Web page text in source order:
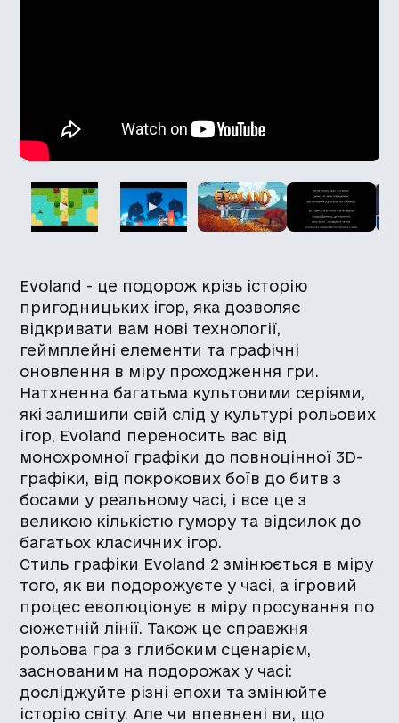
Evoland - це подорож крізь історію
пригодницьких ігор, яка дозволяє
відкривати вам нові технології,
геймплейні елементи та графічні
оновлення в міру проходження гри.
Натхненна багатьма культовими серіями,
які залишили свій слід у культурі рольових
ігор, Evoland переносить вас від
монохромної графіки до повноцінної 3D-
графіки, від покрокових боїв до битв з
босами у реальному часі, і все це з
великою кількістю гумору та відсилок до
багатьох класичних ігор.
Стиль графіки Evoland 2 змінюється в міру
того, як ви подорожуєте у часі, а ігровий
процес еволюціонує в міру просування по
сюжетній лінії. Також це справжня
рольова гра з глибоким сценарієм,
заснованим на подорожах у часі:
досліджуйте різні епохи та змінюйте
історію світу. Але чи впевнені ви, що